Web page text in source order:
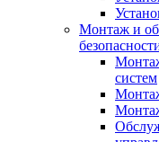
Монтаж и
систем